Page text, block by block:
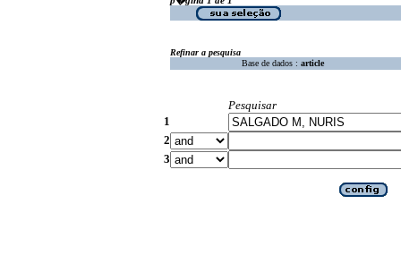
Refinar a pesquisa
Base de dados : article
Pesquisar
1
2
3